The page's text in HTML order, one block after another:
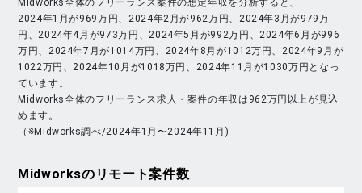
2024年1月が969万円、2024年2月が962万円、2024年3月が979万
円、2024年4月が973万円、2024年5月が992万円、2024年6月が996
万円、2024年7月が1014万円、2024年8月が1012万円、2024年9月が
1022万円、2024年10月が1018万円、2024年11月が1030万円となっ
ています。
Midworks全体のフリーランス求人・案件の年収は962万円以上が見込
めます。
（※Midworks調べ/2024年1月〜2024年11月)
Midworksのリモート案件数